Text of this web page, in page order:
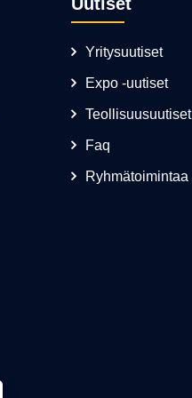
Yritysuutiset
Expo -uutiset
Teollisuusuutiset
Faq
Ryhmätoimintaa